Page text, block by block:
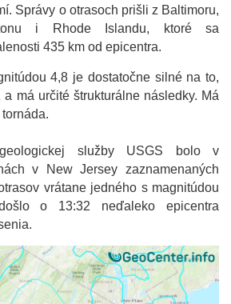
Správy o otrasoch prišli z Baltimoru,
i Rhode Islandu, ktoré sa
435 km od epicentra.
4,8 je dostatočne silné na to,
má určité štrukturálne následky. Má
služby USGS bolo v
v New Jersey zaznamenaných
vrátane jedného s magnitúdou
o 13:32 neďaleko epicentra